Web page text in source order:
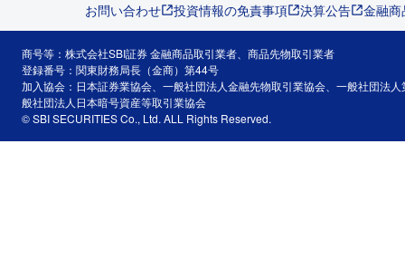
お問い合わせ 投資情報の免責事項 決算公告 金融
商号等：株式会社SBI証券 金融商品取引業者、商品先物取引業者
登録番号：関東財務局長（金商）第44号
加入協会：日本証券業協会、一般社団法人金融先物取引業協会、一般社団法
般社団法人日本暗号資産等取引業協会
© SBI SECURITIES Co., Ltd. ALL Rights Reserved.